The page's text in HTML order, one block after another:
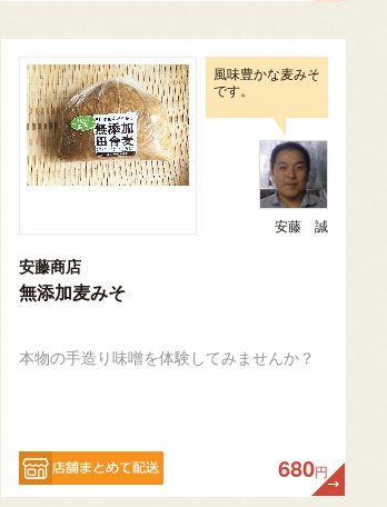
風味豊かな麦みそ
です。
安藤 誠
安藤商店
無添加麦みそ
本物の手造り味噌を体験してみませんか？
680円